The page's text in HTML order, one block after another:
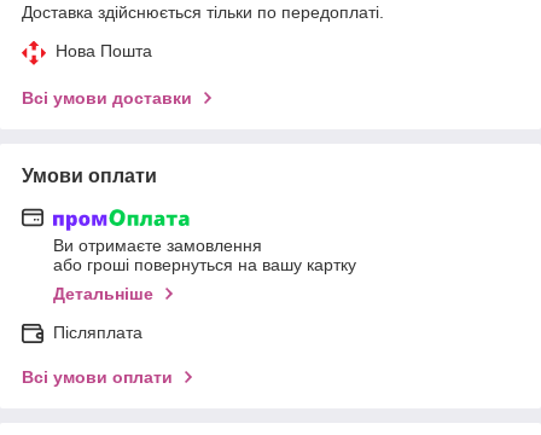
Доставка здійснюється тільки по передоплаті.
Нова Пошта
Всі умови доставки
Умови оплати
Ви отримаєте замовлення
або гроші повернуться на вашу картку
Детальніше
Післяплата
Всі умови оплати